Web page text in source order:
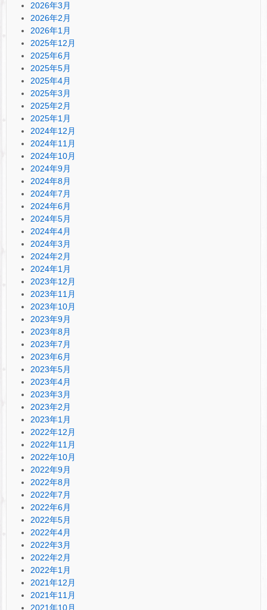
2026年3月
2026年2月
2026年1月
2025年12月
2025年6月
2025年5月
2025年4月
2025年3月
2025年2月
2025年1月
2024年12月
2024年11月
2024年10月
2024年9月
2024年8月
2024年7月
2024年6月
2024年5月
2024年4月
2024年3月
2024年2月
2024年1月
2023年12月
2023年11月
2023年10月
2023年9月
2023年8月
2023年7月
2023年6月
2023年5月
2023年4月
2023年3月
2023年2月
2023年1月
2022年12月
2022年11月
2022年10月
2022年9月
2022年8月
2022年7月
2022年6月
2022年5月
2022年4月
2022年3月
2022年2月
2022年1月
2021年12月
2021年11月
2021年10月